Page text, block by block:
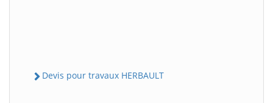
Devis pour travaux HERBAULT